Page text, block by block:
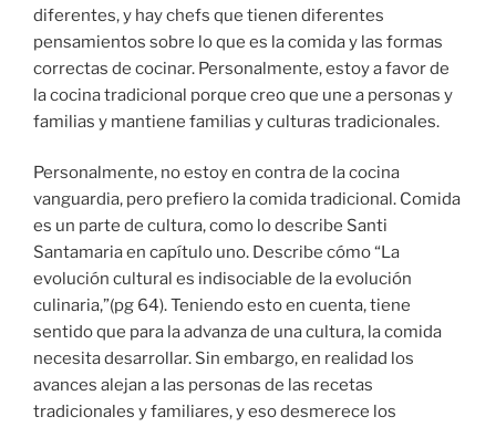
diferentes, y hay chefs que tienen diferentes
pensamientos sobre lo que es la comida y las formas
correctas de cocinar. Personalmente, estoy a favor de
la cocina tradicional porque creo que une a personas y
familias y mantiene familias y culturas tradicionales.
Personalmente, no estoy en contra de la cocina
vanguardia, pero prefiero la comida tradicional. Comida
es un parte de cultura, como lo describe Santi
Santamaria en capítulo uno. Describe cómo “La
evolución cultural es indisociable de la evolución
culinaria,”(pg 64). Teniendo esto en cuenta, tiene
sentido que para la advanza de una cultura, la comida
necesita desarrollar. Sin embargo, en realidad los
avances alejan a las personas de las recetas
tradicionales y familiares, y eso desmerece los